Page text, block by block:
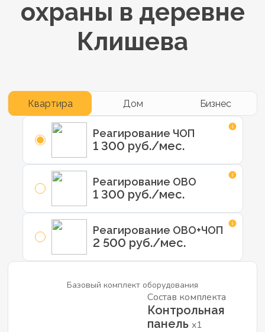
охраны в деревне
Клишева
Квартира Дом Бизнес
Реагирование ЧОП
1 300 руб./мес.
Реагирование ОВО
1 300 руб./мес.
Реагирование ОВО+ЧОП
2 500 руб./мес.
Базовый комплект оборудования
Состав комплекта
Контрольная
панельx1